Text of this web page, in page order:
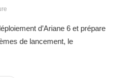
d’Ariane 6 et prépare
de lancement, le